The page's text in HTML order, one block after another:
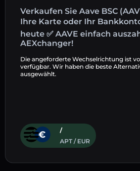
Verkaufen Sie Aave BSC
Ihre Karte oder Ihr
heute ✅ AAVE einfach
AEXchanger!
Die angeforderte Wechselrichtung ist
verfügbar. Wir haben die beste
ausgewählt.
/
APT / EUR